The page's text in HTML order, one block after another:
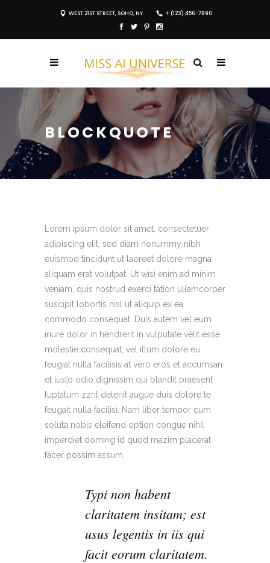
WEST 21ST STREET, SOHO, NY + (123) 456-7890
BLOCKQUOTE
Lorem ipsum dolor sit amet, consectetuer
adipiscing elit, sed diam nonummy nibh
euismod tincidunt ut laoreet dolore magna
aliquam erat volutpat. Ut wisi enim ad minim
veniam, quis nostrud exerci tation ullamcorper
suscipit lobortis nisl ut aliquip ex ea
commodo consequat. Duis autem vel eum
iriure dolor in hendrerit in vulputate velit esse
molestie consequat, vel illum dolore eu
feugiat nulla facilisis at vero eros et accumsan
et iusto odio dignissim qui blandit praesent
luptatum zzril delenit augue duis dolore te
feugait nulla facilisi. Nam liber tempor cum
soluta nobis eleifend option congue nihil
imperdiet doming id quod mazim placerat
facer possim assum.
Typi non habent
claritatem insitam; est
usus legentis in iis qui
facit eorum claritatem.